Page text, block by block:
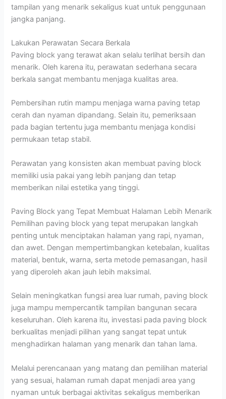
tampilan yang menarik sekaligus kuat untuk penggunaan
jangka panjang.
Lakukan Perawatan Secara Berkala
Paving block yang terawat akan selalu terlihat bersih dan
menarik. Oleh karena itu, perawatan sederhana secara
berkala sangat membantu menjaga kualitas area.
Pembersihan rutin mampu menjaga warna paving tetap
cerah dan nyaman dipandang. Selain itu, pemeriksaan
pada bagian tertentu juga membantu menjaga kondisi
permukaan tetap stabil.
Perawatan yang konsisten akan membuat paving block
memiliki usia pakai yang lebih panjang dan tetap
memberikan nilai estetika yang tinggi.
Paving Block yang Tepat Membuat Halaman Lebih Menarik
Pemilihan paving block yang tepat merupakan langkah
penting untuk menciptakan halaman yang rapi, nyaman,
dan awet. Dengan mempertimbangkan ketebalan, kualitas
material, bentuk, warna, serta metode pemasangan, hasil
yang diperoleh akan jauh lebih maksimal.
Selain meningkatkan fungsi area luar rumah, paving block
juga mampu mempercantik tampilan bangunan secara
keseluruhan. Oleh karena itu, investasi pada paving block
berkualitas menjadi pilihan yang sangat tepat untuk
menghadirkan halaman yang menarik dan tahan lama.
Melalui perencanaan yang matang dan pemilihan material
yang sesuai, halaman rumah dapat menjadi area yang
nyaman untuk berbagai aktivitas sekaligus memberikan